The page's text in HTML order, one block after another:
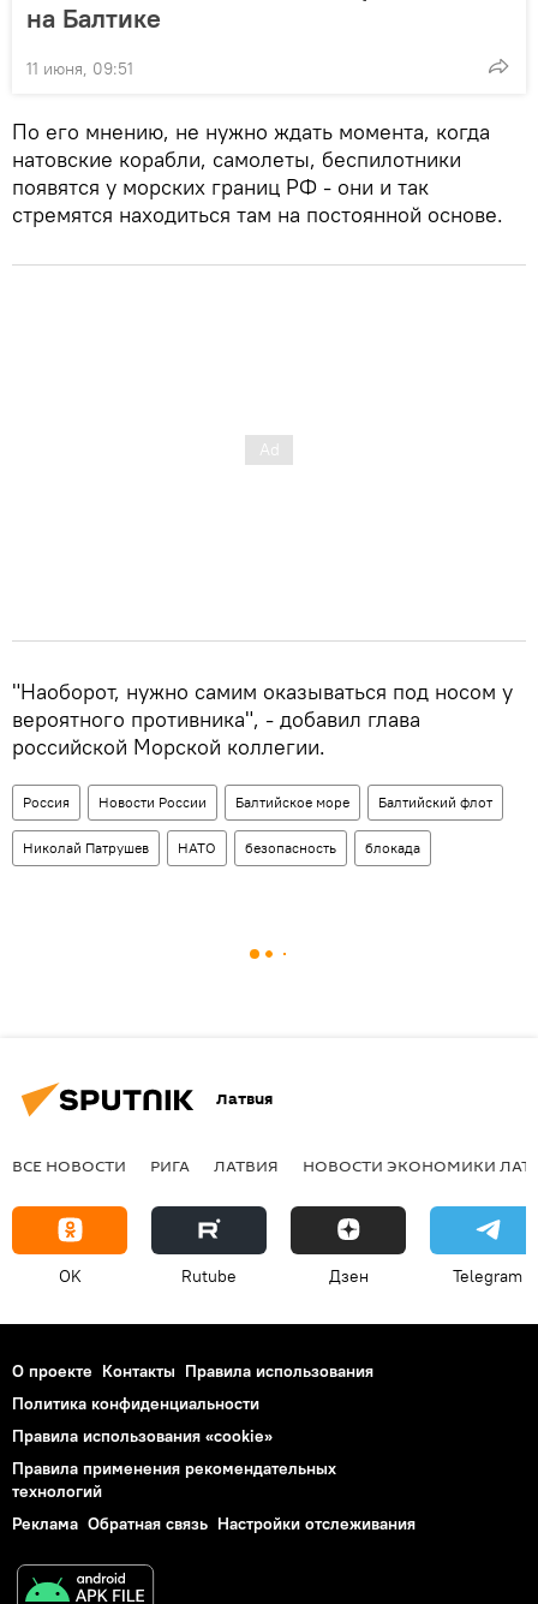
на Балтике
11 июня, 09:51
По его мнению, не нужно ждать момента, когда
натовские корабли, самолеты, беспилотники
появятся у морских границ РФ - они и так
стремятся находиться там на постоянной основе.
"Наоборот, нужно самим оказываться под носом у
вероятного противника", - добавил глава
российской Морской коллегии.
Россия Новости России Балтийское море Балтийский флот
Николай Патрушев НАТО безопасность блокада
Латвия
ВСЕ НОВОСТИ РИГА ЛАТВИЯ НОВОСТИ ЭКОНОМИКИ
OK Rutube Дзен Telegram
О проекте Контакты Правила использования
Политика конфиденциальности
Правила использования «cookie»
Правила применения рекомендательных
технологий
Реклама Обратная связь Настройки отслеживания